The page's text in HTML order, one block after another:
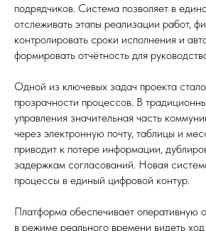
подрядчиков. Система позволяет в
отслеживать этапы реализации работ,
контролировать сроки исполнения и
формировать отчётность для
Одной из ключевых задач проекта
прозрачности процессов. В
управления значительная часть
через электронную почту, таблицы и
приводит к потере информации,
задержкам согласований. Новая
процессы в единый цифровой контур.
Платформа обеспечивает оперативную
в режиме реального времени видеть